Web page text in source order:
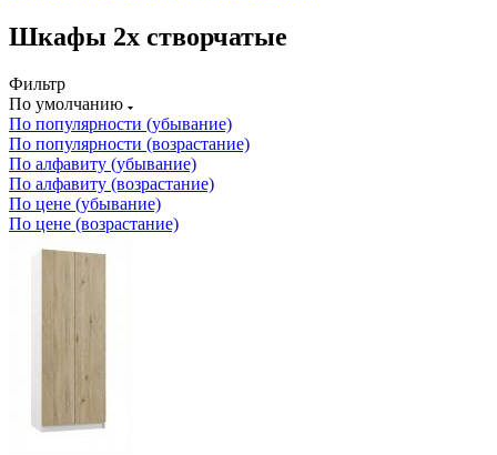
Шкафы 2х створчатые
Фильтр
По умолчанию
По популярности (убывание)
По популярности (возрастание)
По алфавиту (убывание)
По алфавиту (возрастание)
По цене (убывание)
По цене (возрастание)